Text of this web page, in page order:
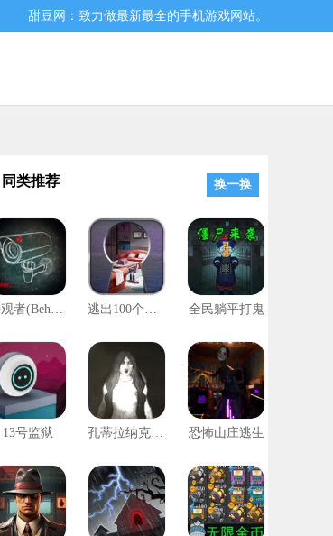
甜豆网：致力做最新最全的手机游戏网站。
这里随意的建造房子、陷阱等等，爱玩的赶快来点击下
同类推荐 换一换
旁观者(Beholder) 逃出100个房间 全民躺平打鬼
13号监狱 孔蒂拉纳克游戏 恐怖山庄逃生